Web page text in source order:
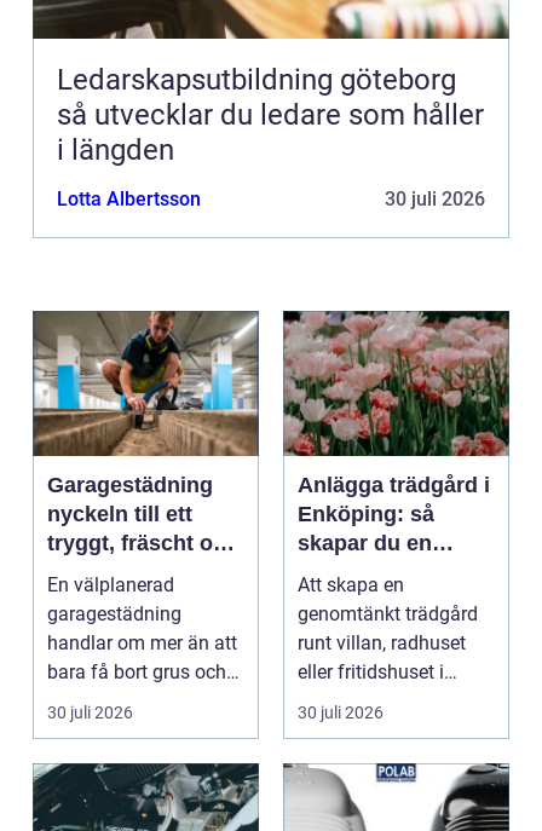
Ledarskapsutbildning göteborg
så utvecklar du ledare som håller
i längden
Lotta Albertsson 30 juli 2026
Garagestädning
nyckeln till ett
tryggt, fräscht och
hållbart garage
En välplanerad
garagestädning
handlar om mer än att
bara få bort grus och
damm från golvet.
Rena gar...
30 juli 2026
Anlägga trädgård i
Enköping: så
skapar du en
hållbar och
harmonisk
utemiljö
Att skapa en
genomtänkt trädgård
runt villan, radhuset
eller fritidshuset i
Enkö...
30 juli 2026